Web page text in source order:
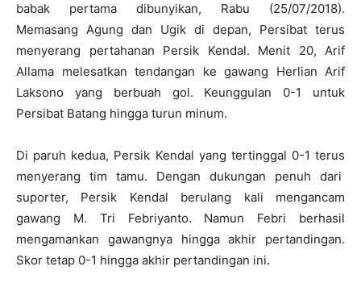
babak pertama dibunyikan, Rabu (25/07/2018).
Memasang Agung dan Ugik di depan, Persibat terus
menyerang pertahanan Persik Kendal. Menit 20, Arif
Allama melesatkan tendangan ke gawang Herlian Arif
Laksono yang berbuah gol. Keunggulan 0-1 untuk
Persibat Batang hingga turun minum.
Di paruh kedua, Persik Kendal yang tertinggal 0-1 terus
menyerang tim tamu. Dengan dukungan penuh dari
suporter, Persik Kendal berulang kali mengancam
gawang M. Tri Febriyanto. Namun Febri berhasil
mengamankan gawangnya hingga akhir pertandingan.
Skor tetap 0-1 hingga akhir pertandingan ini.